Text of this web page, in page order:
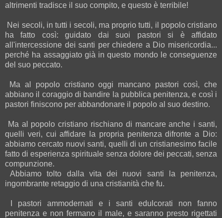
altrimenti tradisce il suo compito, e questo è terribile!
Nei secoli, in tutti i secoli, ma proprio tutti, il popolo cristiano
ha fatto così: guidato dai suoi pastori si è affidato
all'intercessione dei santi per chiedere a Dio misericordia...
perché ha assaggiato già in questo mondo le conseguenze
del suo peccato.
Ma al popolo cristiano oggi mancano pastori così, che
abbiano il coraggio di bandire la pubblica penitenza, e così i
pastori finiscono per abbandonare il popolo al suo destino.
Ma al popolo cristiano rischiano di mancare anche i santi,
quelli veri, cui affidare la propria penitenza difronte a Dio:
abbiamo cercato nuovi santi, quelli di un cristianesimo facile
fatto di esperienza spirituale senza dolore dei peccati, senza
compunzione.
Abbiamo tolto dalla vita dei nuovi santi la penitenza,
ingombrante retaggio di una cristianità che fu.
I pastori ammodernati e i santi edulcorati non fanno
penitenza e non fermano il male, e saranno presto rigettati